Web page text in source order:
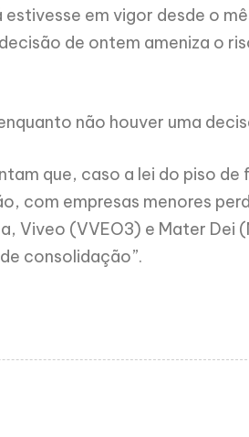
em vigor desde o
de ontem ameniza o
não houver uma
que, caso a lei do piso
com empresas menores
Viveo (VVEO3) e Mater
consolidação”.